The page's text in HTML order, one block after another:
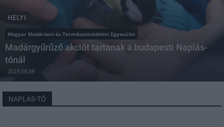
HELYI
Magyar Madártani és Természetvédelmi Egyesület
Madárgyűrűző akciót tartanak a budapesti Naplás-
tónál
2023.08.08
NAPLÁS-TÓ